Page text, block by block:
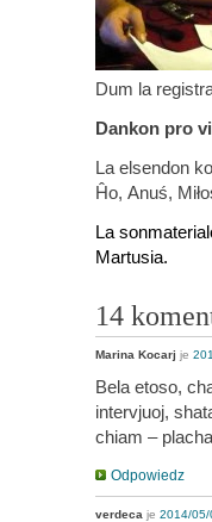
Dum la
Dankon pro
La elsendon
Ĥo, Anuś,
La
Martusia.
14
Marina Kocarj je
Bela etoso,
intervjuoj,
chiam –
Odpowiedz
verdeca je 2014/